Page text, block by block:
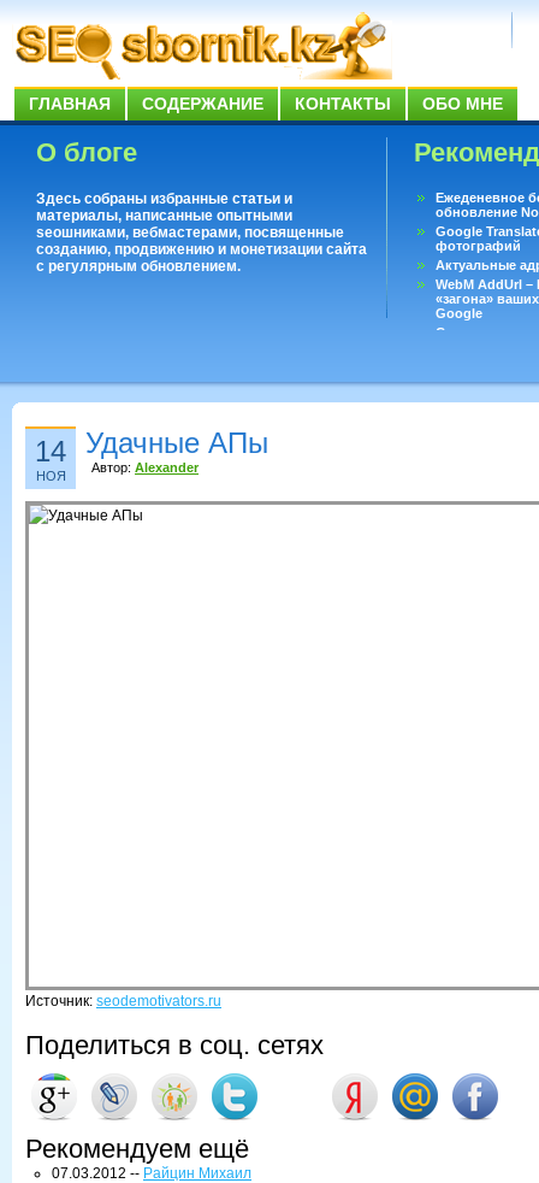
ГЛАВНАЯ СОДЕРЖАНИЕ КОНТАКТЫ ОБО МНЕ
О блоге
Здесь собраны избранные статьи и
материалы, написанные опытными
seoшниками, вебмастерами, посвященные
созданию, продвижению и монетизации сайта
с регулярным обновлением.
Ежеденевное
обновление
Google
фотографий
Актуальные
WebM AddUrl
«загона»
Google
Существует
14
НОЯ
Удачные АПы
Автор: Alexander
Источник: seodemotivators.ru
Поделиться в соц. сетях
Рекомендуем ещё
07.03.2012 -- Райцин Михаил